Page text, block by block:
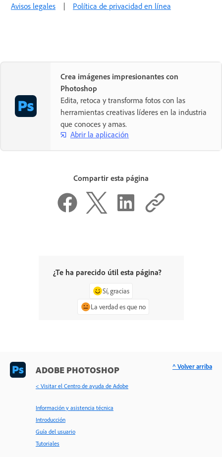
Avisos legales | Política de privacidad en línea
Crea imágenes impresionantes con
Photoshop
Edita, retoca y transforma fotos con las
herramientas creativas líderes en la industria
que conoces y amas.
Abrir la aplicación
Compartir esta página
¿Te ha parecido útil esta página?
Sí, gracias
La verdad es que no
ADOBE PHOTOSHOP
< Visitar el Centro de ayuda de Adobe
Información y asistencia técnica
Introducción
Guía del usuario
Tutoriales
^ Volver arriba